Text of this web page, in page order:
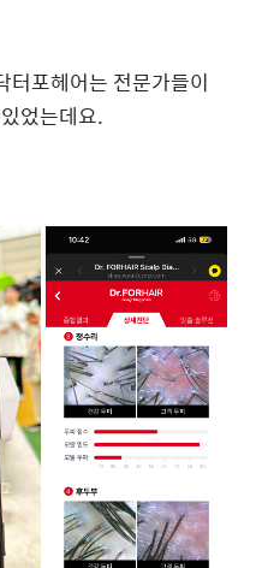
터포헤어는 전문가들이
었는데요.